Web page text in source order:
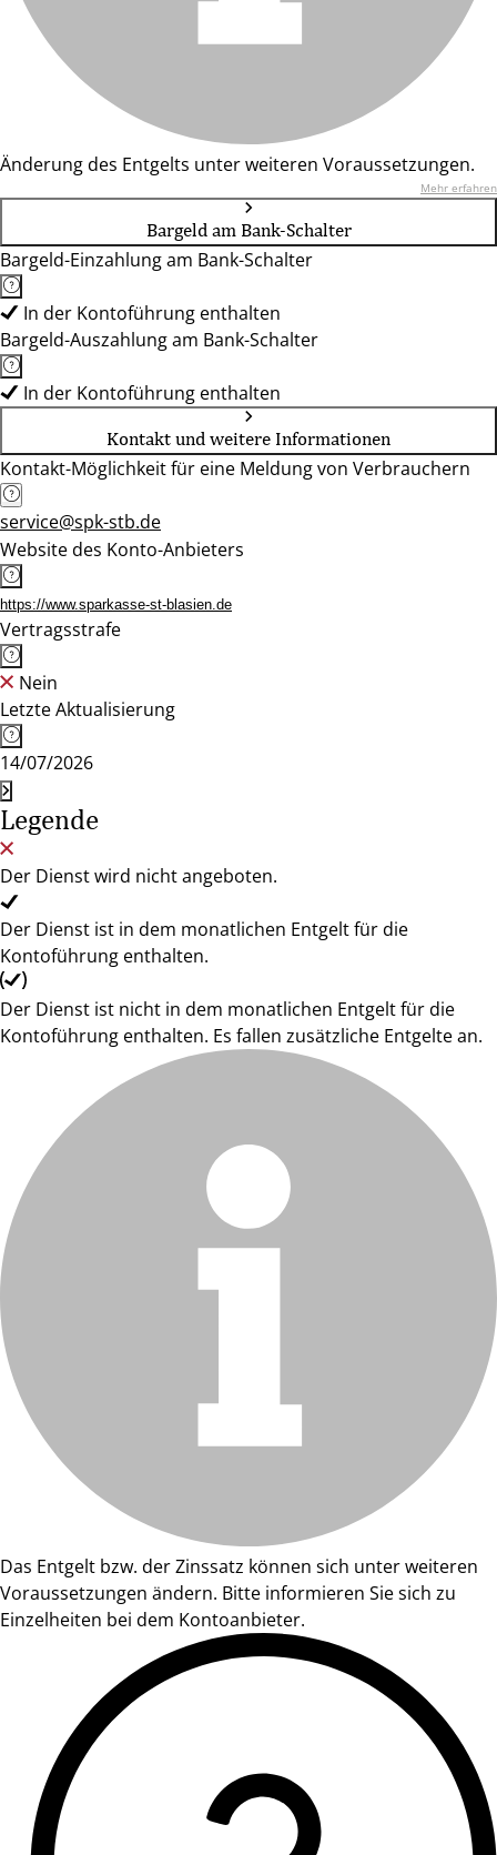
Änderung des Entgelts unter weiteren Voraussetzungen.
Mehr erfahren
Bargeld am Bank-Schalter
Bargeld-Einzahlung am Bank-Schalter
In der Kontoführung enthalten
Bargeld-Auszahlung am Bank-Schalter
In der Kontoführung enthalten
Kontakt und weitere Informationen
Kontakt-Möglichkeit für eine Meldung von Verbrauchern
service@spk-stb.de
Website des Konto-Anbieters
https://www.sparkasse-st-blasien.de
Vertragsstrafe
Nein
Letzte Aktualisierung
14/07/2026
Legende
Der Dienst wird nicht angeboten.
Der Dienst ist in dem monatlichen Entgelt für die
Kontoführung enthalten.
Der Dienst ist nicht in dem monatlichen Entgelt für die
Kontoführung enthalten. Es fallen zusätzliche Entgelte an.
Das Entgelt bzw. der Zinssatz können sich unter weiteren
Voraussetzungen ändern. Bitte informieren Sie sich zu
Einzelheiten bei dem Kontoanbieter.